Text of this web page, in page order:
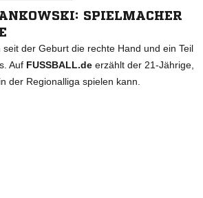
SPIELMACHER
seit der Geburt die rechte Hand und ein Teil
Auf FUSSBALL.de erzählt der 21-Jährige,
der Regionalliga spielen kann.